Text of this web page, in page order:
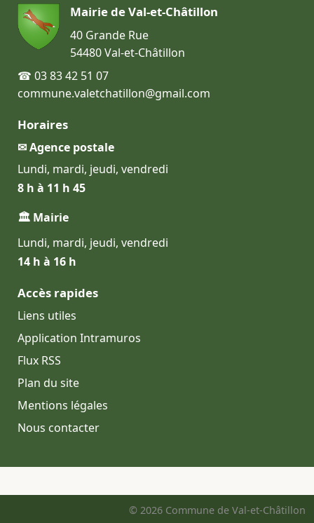
Mairie de Val-et-Châtillon
40 Grande Rue
54480 Val-et-Châtillon
☎ 03 83 42 51 07
commune.valetchatillon@gmail.com
Horaires
✉ Agence postale
Lundi, mardi, jeudi, vendredi
8 h à 11 h 45
🏛 Mairie
Lundi, mardi, jeudi, vendredi
14 h à 16 h
Accès rapides
Liens utiles
Application Intramuros
Flux RSS
Plan du site
Mentions légales
Nous contacter
© 2026 Commune de Val-et-Châtillon